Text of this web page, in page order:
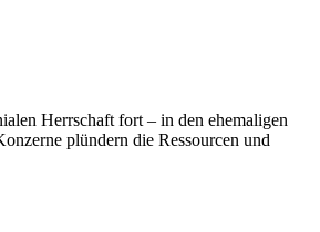
Herrschaft fort – in den ehemaligen
plündern die Ressourcen und